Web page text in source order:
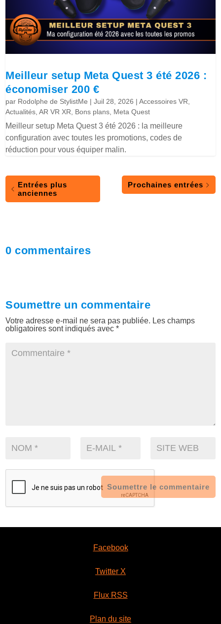
Meilleur setup Meta Quest 3 été 2026 :
économiser 200 €
par Rodolphe de StylistMe |Juil 28, 2026 |Accessoires VR
Actualités ,AR VR XR Bons plans Meta Quest
Meilleur setup Meta Quest 3 été 2026 : la meilleure
configuration avec toutes les promotions, codes de
réduction pour vous équiper malin.
Entrées plus
anciennes
Prochaines entrées
0 commentaires
Soumettre un commentaire
Votre adresse e-mail ne sera pas publiée. Les champs
obligatoires sont indiqués avec*
Soumettre le commentaire
Facebook
Twitter X
Flux RSS
Plan du site